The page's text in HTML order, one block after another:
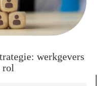
werkgevers
rol